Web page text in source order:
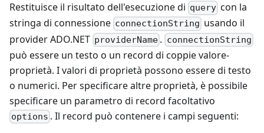
Restituisce il risultato dell'esecuzione di query con la
stringa di connessione connectionString usando il
provider ADO.NET providerName . connectionString
può essere un testo o un record di coppie valore-
proprietà. I valori di proprietà possono essere di testo
o numerici. Per specificare altre proprietà, è possibile
specificare un parametro di record facoltativo
options . Il record può contenere i campi seguenti: